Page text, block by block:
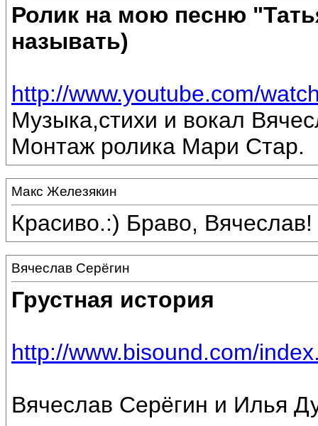
Ролик на мою песню
называть)
http://www.youtube.com/
Музыка,стихи и вокал
Монтаж ролика Мари Стар.
Макс Железякин
Красиво.:) Браво, Вячеслав!
Вячеслав Серёгин
Грустная история
http://www.bisound.com/
Вячеслав Серёгин и Илья